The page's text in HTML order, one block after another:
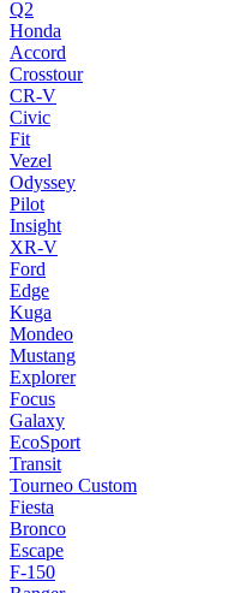
Q2
Honda
Accord
Crosstour
CR-V
Civic
Fit
Vezel
Odyssey
Pilot
Insight
XR-V
Ford
Edge
Kuga
Mondeo
Mustang
Explorer
Focus
Galaxy
EcoSport
Transit
Tourneo Custom
Fiesta
Bronco
Escape
F-150